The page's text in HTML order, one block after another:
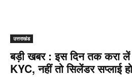
उत्तराखंड
बड़ी खबर : इस दिन तक करा
KYC, नहीं तो सिलेंडर सप्लाई